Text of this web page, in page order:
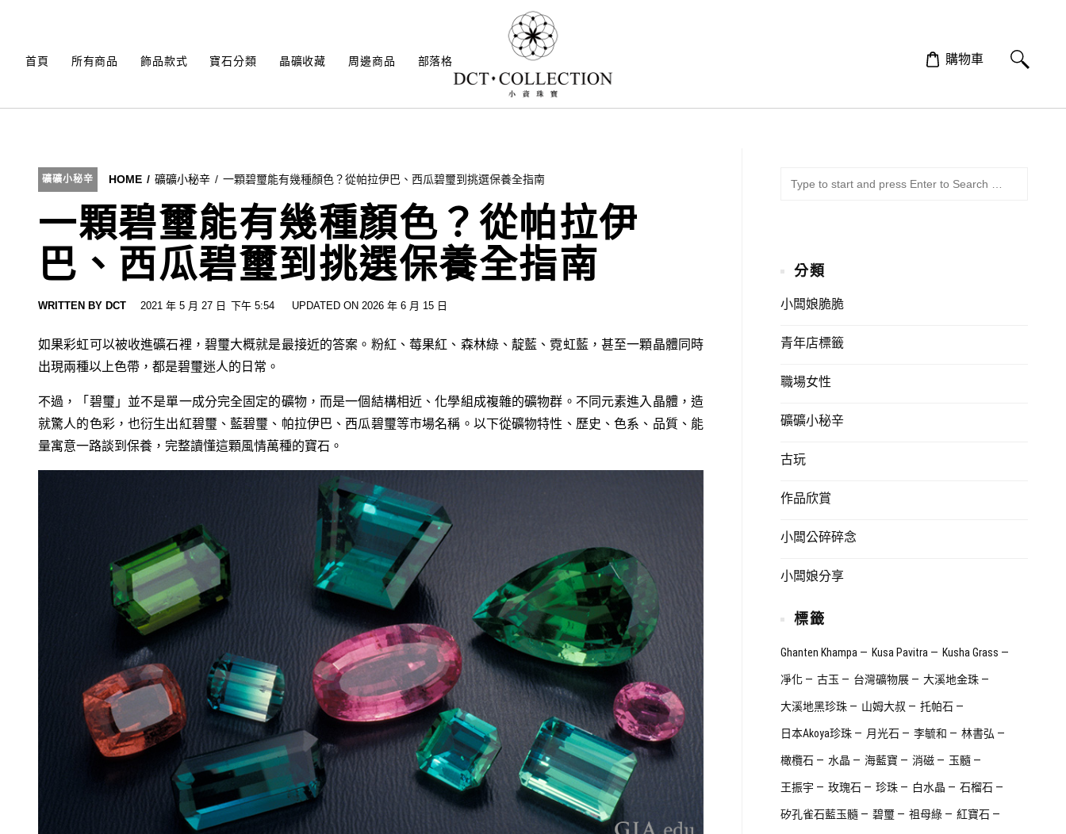
content
首頁 所有商品 飾品款式 寶石分類 晶礦收藏 周邊商品 部落格 購物車
礦礦小秘辛 HOME 礦礦小秘辛 一顆碧璽能有幾種顏色？從帕拉伊巴、西瓜碧璽到挑選保養全指南
一顆碧璽能有幾種顏色？從帕拉伊
巴、西瓜碧璽到挑選保養全指南
WRITTEN BY DCT 2021 年 5 月 27 日 下午 5:54 UPDATED ON 2026 年 6 月 15 日
如果彩虹可以被收進礦石裡，碧璽大概就是最接近的答案。粉紅、莓果紅、森林綠、靛藍、霓虹藍，甚至一顆晶體同時
出現兩種以上色帶，都是碧璽迷人的日常。
不過，「碧璽」並不是單一成分完全固定的礦物，而是一個結構相近、化學組成複雜的礦物群。不同元素進入晶體，造
就驚人的色彩，也衍生出紅碧璽、藍碧璽、帕拉伊巴、西瓜碧璽等市場名稱。以下從礦物特性、歷史、色系、品質、能
量寓意一路談到保養，完整讀懂這顆風情萬種的寶石。
分類
小闆娘脆脆
青年店標籤
職場女性
礦礦小秘辛
古玩
作品欣賞
小闆公碎碎念
小闆娘分享
標籤
Ghanten Khampa Kusa Pavitra Kusha Grass
凈化 古玉 台灣礦物展 大溪地金珠
大溪地黑珍珠 山姆大叔 托帕石
日本Akoya珍珠 月光石 李毓和 林書弘
橄欖石 水晶 海藍寶 消磁 玉髓
王振宇 玫瑰石 珍珠 白水晶 石榴石
矽孔雀石藍玉髓 碧璽 祖母綠 紅寶石